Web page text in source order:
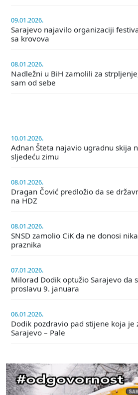
09.01.2026.
Sarajevo najavilo organizaciji
sa krovova
08.01.2026.
Nadležni u BiH zamolili za
sam od sebe
10.01.2026.
Adnan Šteta najavio ugradnu skija
sljedeću zimu
08.01.2026.
Dragan Čović predložio da se
na HDZ
08.01.2026.
SNSD zamolio CiK da ne donosi
praznika
07.01.2026.
Milorad Dodik optužio Sarajevo da
proslavu 9. januara
06.01.2026.
Dodik pozdravio pad stijene koja je
Sarajevo – Pale